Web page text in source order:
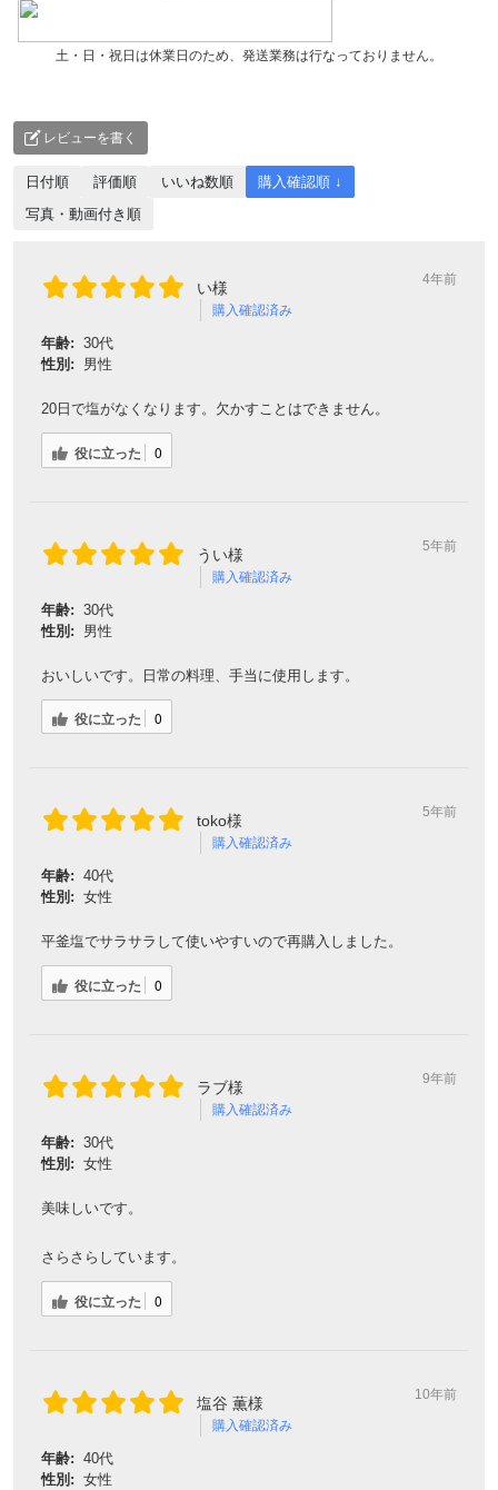
土・日・祝日は休業日のため、発送業務は行なっておりません。
レビューを書く
日付順 評価順 いいね数順
購入確認順 ↓
写真・動画付き順
い様
購入確認済み
4年前
年齢: 30代
性別:
男性
20日で塩がなくなります。欠かすことはできません。
役に立った 0
うい様
購入確認済み
5年前
年齢: 30代
性別:
男性
おいしいです。日常の料理、手当に使用します。
役に立った 0
toko様
購入確認済み
5年前
年齢: 40代
性別: 女性
平釜塩でサラサラして使いやすいので再購入しました。
役に立った 0
ラブ様
購入確認済み
9年前
年齢: 30代
性別: 女性
美味しいです。
さらさらしています。
役に立った 0
塩谷 薫様
購入確認済み
10年前
年齢: 40代
性別: 女性